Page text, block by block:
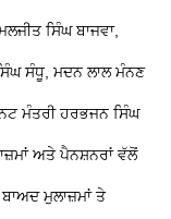
ਸਿੰਘ ਬਾਜਵਾ,
ਸੰਧੂ, ਮਦਨ ਲਾਲ ਮੰਨਣ
ਮੰਤਰੀ ਹਰਭਜਨ ਸਿੰਘ
ਅਤੇ ਪੈਨਸ਼ਨਰਾਂ ਵੱਲੋਂ
ਮੁਲਾਜ਼ਮਾਂ ਤੇ